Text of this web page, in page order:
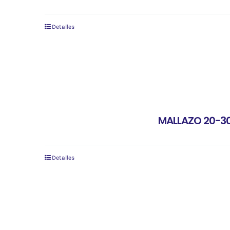
Detalles
MALLAZO 20-
Detalles